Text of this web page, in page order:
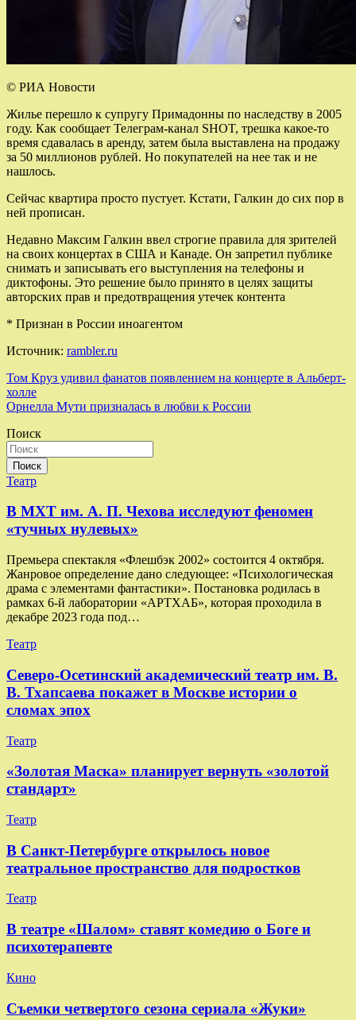
© РИА Новости
Жилье перешло к супругу Примадонны по наследству в 2005
году. Как сообщает Телеграм-канал SHOT, трешка какое-то
время сдавалась в аренду, затем была выставлена на продажу
за 50 миллионов рублей. Но покупателей на нее так и не
нашлось.
Сейчас квартира просто пустует. Кстати, Галкин до сих пор в
ней прописан.
Недавно Максим Галкин ввел строгие правила для зрителей
на своих концертах в США и Канаде. Он запретил публике
снимать и записывать его выступления на телефоны и
диктофоны. Это решение было принято в целях защиты
авторских прав и предотвращения утечек контента
* Признан в России иноагентом
Источник: rambler.ru
Навигация
по
Том Круз удивил фанатов появлением на концерте в Альберт-
холле
Орнелла Мути призналась в любви к России
Поиск
Поиск
Театр
В МХТ им. А. П. Чехова исследуют феномен
«тучных нулевых»
Премьера спектакля «Флешбэк 2002» состоится 4 октября.
Жанровое определение дано следующее: «Психологическая
драма с элементами фантастики». Постановка родилась в
рамках 6-й лаборатории «АРТХАБ», которая проходила в
декабре 2023 года под…
Театр
Северо-Осетинский академический театр им. В.
В. Тхапсаева покажет в Москве истории о
сломах эпох
Театр
«Золотая Маска» планирует вернуть «золотой
стандарт»
Театр
В Санкт-Петербурге открылось новое
театральное пространство для подростков
Театр
В театре «Шалом» ставят комедию о Боге и
психотерапевте
Кино
Съемки четвертого сезона сериала «Жуки»